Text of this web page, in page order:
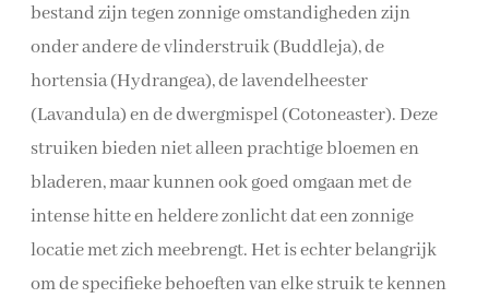
bestand zijn tegen zonnige omstandigheden zijn
onder andere de vlinderstruik (Buddleja), de
hortensia (Hydrangea), de lavendelheester
(Lavandula) en de dwergmispel (Cotoneaster). Deze
struiken bieden niet alleen prachtige bloemen en
bladeren, maar kunnen ook goed omgaan met de
intense hitte en heldere zonlicht dat een zonnige
locatie met zich meebrengt. Het is echter belangrijk
om de specifieke behoeften van elke struik te kennen